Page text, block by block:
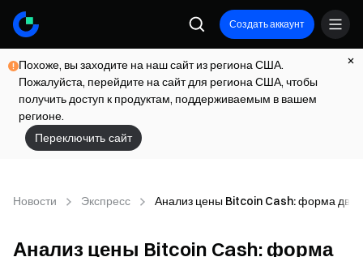
Создать аккаунт
Похоже, вы заходите на наш сайт из региона США.
Пожалуйста, перейдите на сайт для региона США, чтобы
получить доступ к продуктам, поддерживаемым в вашем
регионе.
Переключить сайт
Новости Экспресс Анализ цены Bitcoin Cash: форма
Анализ цены Bitcoin Cash: форма